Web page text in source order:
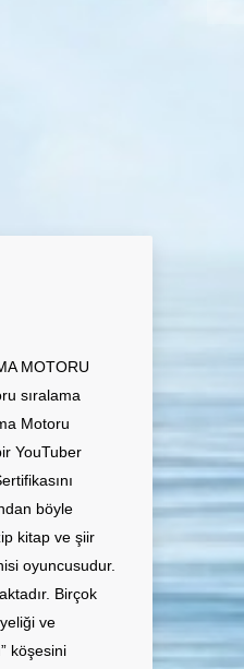
MOTORU
sıralama
Motoru
YouTuber
böyle
kitap ve şiir
oyuncusudur.
Birçok
ve
köşesini